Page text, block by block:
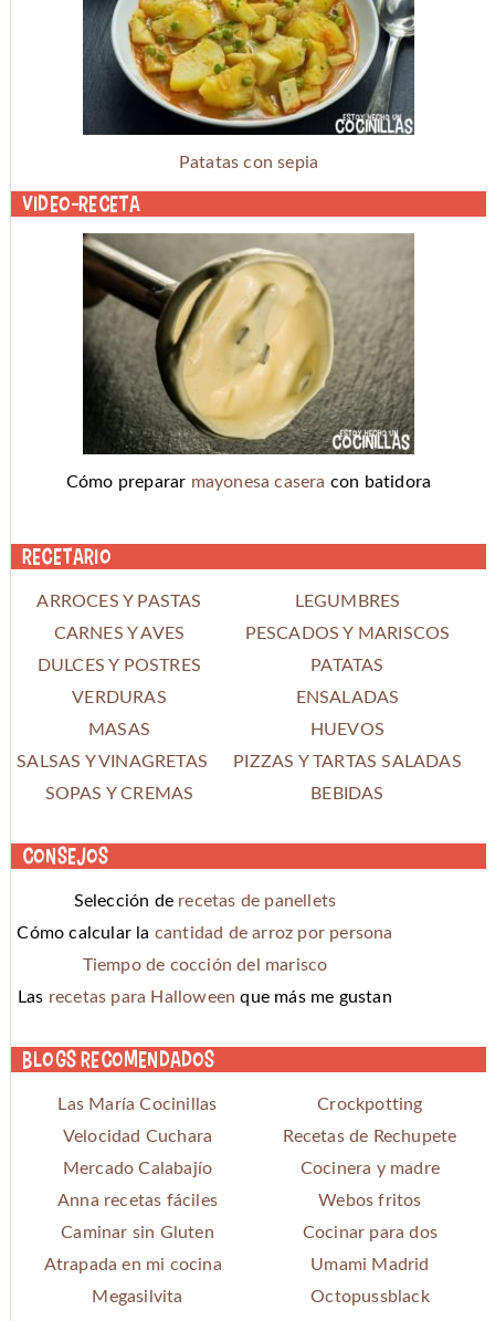
Patatas con sepia
Video-receta
Cómo preparar mayonesa casera con batidora
Recetario
ARROCES Y PASTAS
LEGUMBRES
CARNES Y AVES
PESCADOS Y MARISCOS
DULCES Y POSTRES
PATATAS
VERDURAS
ENSALADAS
MASAS
HUEVOS
SALSAS Y VINAGRETAS
PIZZAS Y TARTAS SALADAS
SOPAS Y CREMAS
BEBIDAS
Consejos
Selección de recetas de panellets
Cómo calcular la cantidad de arroz por persona
Tiempo de cocción del marisco
Las recetas para Halloween que más me gustan
Blogs recomendados
Las María Cocinillas
Crockpotting
Velocidad Cuchara
Recetas de Rechupete
Mercado Calabajío
Cocinera y madre
Anna recetas fáciles
Webos fritos
Caminar sin Gluten
Cocinar para dos
Atrapada en mi cocina
Umami Madrid
Megasilvita
Octopussblack